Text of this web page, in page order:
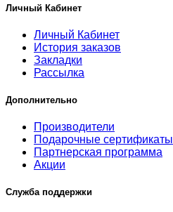
Личный Кабинет
Личный Кабинет
История заказов
Закладки
Рассылка
Дополнительно
Производители
Подарочные сертификаты
Партнерская программа
Акции
Служба поддержки